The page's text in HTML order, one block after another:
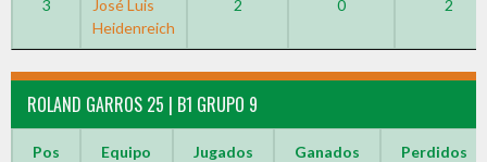
3
José Luis
Heidenreich
2 0 2
ROLAND GARROS 25 | B1 GRUPO 9
Pos Equipo Jugados Ganados Perdidos